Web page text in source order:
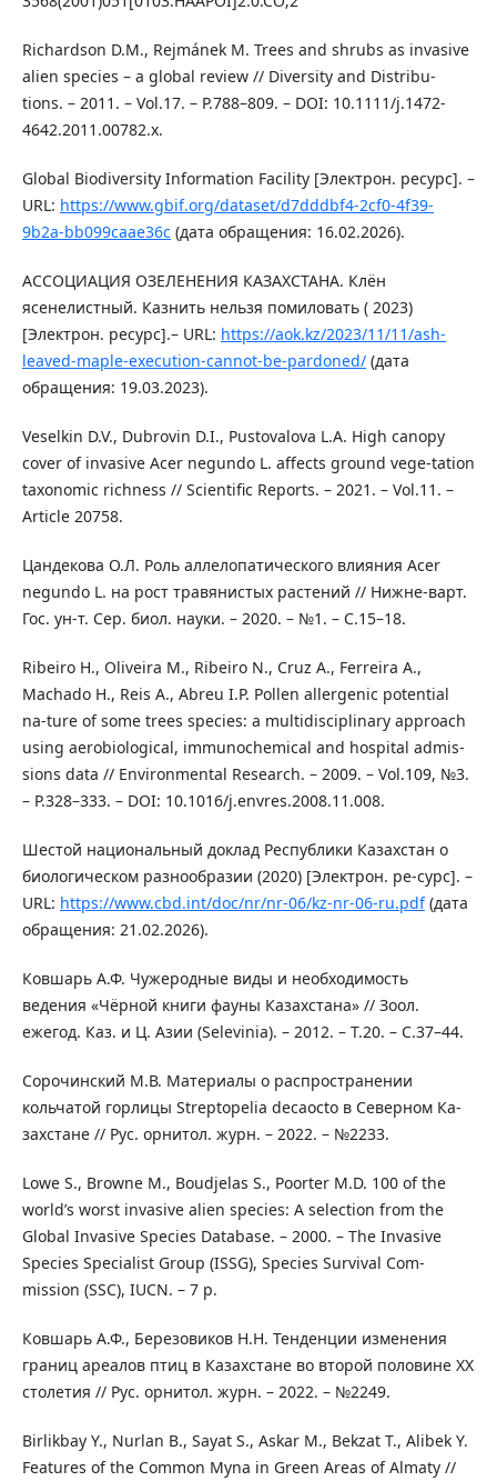
Richardson D.M., Rejmánek M. Trees and shrubs as invasive
alien species – a global review // Diversity and Distribu-
tions. – 2011. – Vol.17. – P.788–809. – DOI: 10.1111/j.1472-
4642.2011.00782.x.
Global Biodiversity Information Facility [Электрон. ресурс]. –
URL: https://www.gbif.org/dataset/d7dddbf4-2cf0-4f39-
9b2a-bb099caae36c(дата обращения: 16.02.2026).
АССОЦИАЦИЯ ОЗЕЛЕНЕНИЯ КАЗАХСТАНА. Клён
ясенелистный. Казнить нельзя помиловать ( 2023)
[Электрон. ресурс].– URL: https://aok.kz/2023/11/11/ash-
leaved-maple-execution-cannot-be-pardoned/(дата
обращения: 19.03.2023).
Veselkin D.V., Dubrovin D.I., Pustovalova L.A. High canopy
cover of invasive Acer negundo L. affects ground vege-tation
taxonomic richness // Scientific Reports. – 2021. – Vol.11. –
Article 20758.
Цандекова О.Л. Роль аллелопатического влияния Acer
negundo L. на рост травянистых растений // Нижне-варт.
Гос. ун-т. Сер. биол. науки. – 2020. – №1. – С.15–18.
Ribeiro H., Oliveira M., Ribeiro N., Cruz A., Ferreira A.,
Machado H., Reis A., Abreu I.P. Pollen allergenic potential
na-ture of some trees species: a multidisciplinary approach
using aerobiological, immunochemical and hospital admis-
sions data // Environmental Research. – 2009. – Vol.109, №3.
– P.328–333. – DOI: 10.1016/j.envres.2008.11.008.
Шестой национальный доклад Республики Казахстан о
биологическом разнообразии (2020) [Электрон. ре-сурс]. –
URL: https://www.cbd.int/doc/nr/nr-06/kz-nr-06-ru.pdf(дата
обращения: 21.02.2026).
Ковшарь А.Ф. Чужеродные виды и необходимость
ведения «Чёрной книги фауны Казахстана» // Зоол.
ежегод. Каз. и Ц. Азии (Selevinia). – 2012. – Т.20. – С.37–44.
Сорочинский М.В. Материалы о распространении
кольчатой горлицы Streptopelia decaocto в Северном Ка-
захстане // Рус. орнитол. журн. – 2022. – №2233.
Lowe S., Browne M., Boudjelas S., Poorter M.D. 100 of the
world’s worst invasive alien species: A selection from the
Global Invasive Species Database. – 2000. – The Invasive
Species Specialist Group (ISSG), Species Survival Com-
mission (SSC), IUCN. – 7 p.
Ковшарь А.Ф., Березовиков Н.Н. Тенденции изменения
границ ареалов птиц в Казахстане во второй половине XX
столетия // Рус. орнитол. журн. – 2022. – №2249.
Birlikbay Y., Nurlan B., Sayat S., Askar M., Bekzat T., Alibek Y.
Features of the Common Myna in Green Areas of Almaty //